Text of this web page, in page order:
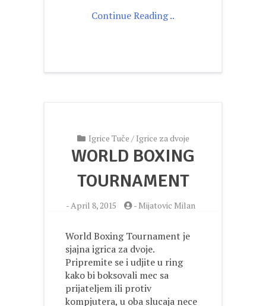
Continue Reading ..
Igrice Tuče / Igrice za dvoje
WORLD BOXING
TOURNAMENT
-April 8, 2015 - Mijatovic Milan
World Boxing Tournament je
sjajna igrica za dvoje.
Pripremite se i udjite u ring
kako bi boksovali mec sa
prijateljem ili protiv
kompjutera, u oba slucaja nece